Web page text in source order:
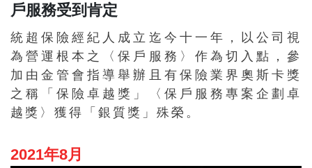
戶服務受到肯定
統超保險經紀人成立迄今十一年，以公司視
為營運根本之〈保戶服務〉作為切入點，參
加由金管會指導舉辦且有保險業界奧斯卡獎
之稱「保險卓越獎」〈保戶服務專案企劃卓
越獎〉獲得「銀質獎」殊榮。
2021年8月